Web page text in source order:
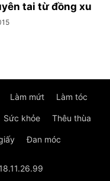
tai từ đồng xu
Làm mứt Làm tóc
Sức khỏe Thêu thùa
Đan móc